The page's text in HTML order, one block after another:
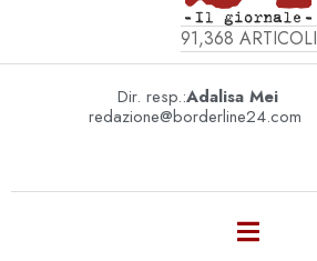
91,368 ARTICOLI
Dir. resp.:Adalisa Mei
redazione@borderline24.com